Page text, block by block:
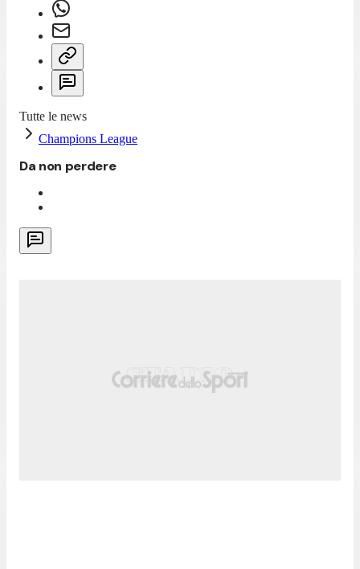
Tutte le news
Champions League
Da non perdere